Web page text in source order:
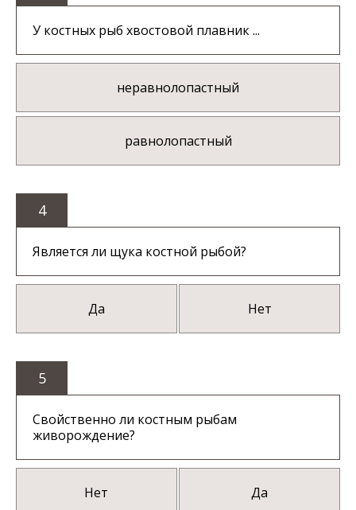
У костных рыб хвостовой плавник ...
неравнолопастный
равнолопастный
4
Является ли щука костной рыбой?
Да Нет
5
Свойственно ли костным рыбам
живорождение?
Нет Да